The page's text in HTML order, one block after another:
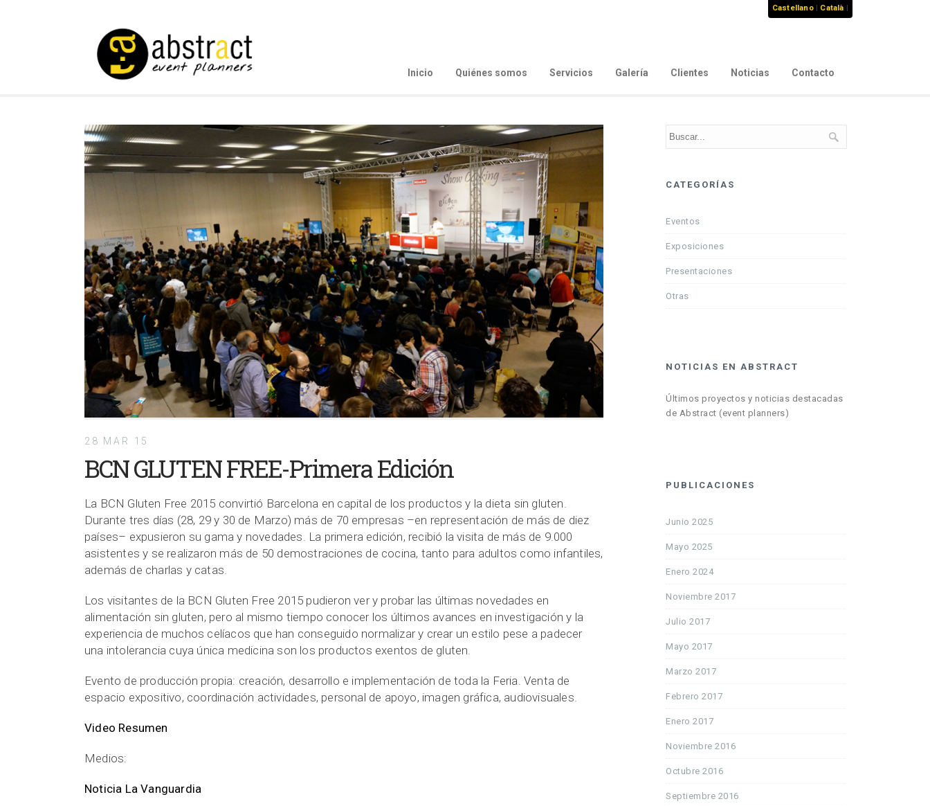
Castellano| Català |
Inicio Quiénes somos Servicios Galería Clientes Noticias Contacto
28 MAR 15
BCN GLUTEN FREE-Primera Edición
La BCN Gluten Free 2015 convirtió Barcelona en capital de los productos y la dieta sin gluten.
Durante tres días (28, 29 y 30 de Marzo) más de 70 empresas –en representación de más de diez
países– expusieron su gama y novedades. La primera edición, recibió la visita de más de 9.000
asistentes y se realizaron más de 50 demostraciones de cocina, tanto para adultos como infantiles,
además de charlas y catas.
Los visitantes de la BCN Gluten Free 2015 pudieron ver y probar las últimas novedades en
alimentación sin gluten, pero al mismo tiempo conocer los últimos avances en investigación y la
experiencia de muchos celíacos que han conseguido normalizar y crear un estilo pese a padecer
una intolerancia cuya única medicina son los productos exentos de gluten.
Evento de producción propia: creación, desarrollo e implementación de toda la Feria. Venta de
espacio expositivo, coordinación actividades, personal de apoyo, imagen gráfica, audiovisuales.
Video Resumen
Medios:
Noticia La Vanguardia
CATEGORÍAS
Eventos
Exposiciones
Presentaciones
Otras
NOTICIAS EN ABSTRACT
Últimos proyectos y noticias destacadas
de Abstract (event planners)
PUBLICACIONES
Junio 2025
Mayo 2025
Enero 2024
Noviembre 2017
Julio 2017
Mayo 2017
Marzo 2017
Febrero 2017
Enero 2017
Noviembre 2016
Octubre 2016
Septiembre 2016